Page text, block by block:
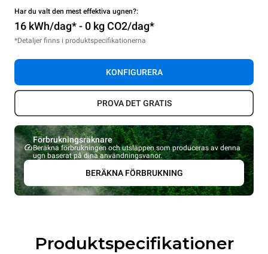
Har du valt den mest effektiva ugnen?:
16 kWh/dag* - 0 kg CO2/dag*
*Detaljer finns i produktspecifikationerna
KONFIGURERA
PROVA DET GRATIS
Förbrukningsräknare
Beräkna förbrukningen och utsläppen som produceras av denna
ugn baserat på dina användningsvanor.
BERÄKNA FÖRBRUKNING
Produktspecifikationer